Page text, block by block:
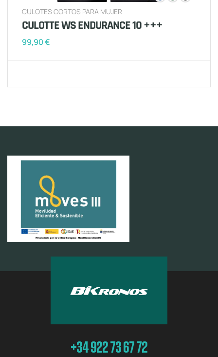
CULOTES CORTOS PARA MUJER
CULOTTE WS ENDURANCE 10 +++
99,90€
+34 922 73 67 72